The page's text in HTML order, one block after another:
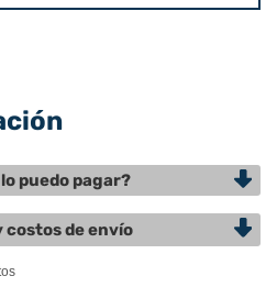
puedo pagar?
costos de envío